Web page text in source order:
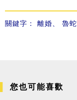
關鍵字： 離婚 魯蛇
您也可能喜歡